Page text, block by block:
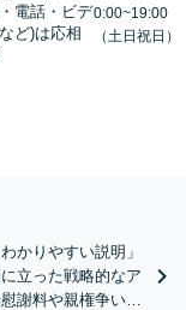
電話・ビデ
ど)は応相
0:00~19:00
（土日祝日）
かりやすい説明」
立った戦略的なア
謝料や親権争い、